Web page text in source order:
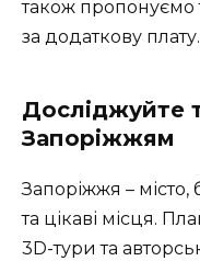
також пропонуємо
за додаткову плату.
Досліджуйте
Запоріжжям
Запоріжжя – місто,
та цікаві місця.
3D-тури та